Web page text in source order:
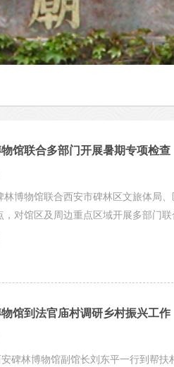
馆联合多部门开展暑期专项检查
林博物馆联合西安市碑林区文旅体局
对馆区及周边重点区域开展多部门
馆到法官庙村调研乡村振兴工作
碑林博物馆副馆长刘东平一行到帮